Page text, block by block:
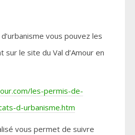
vous pouvez les
le site du Val d’Amour en
les-permis-de-
d-urbanisme.htm
vous permet de suivre